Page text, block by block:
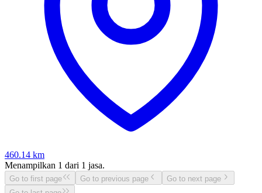
460.14 km
Menampilkan 1 dari 1 jasa.
Go to first page Go to previous page
Go to next page